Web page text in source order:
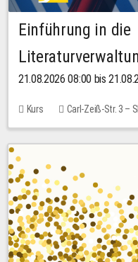
Einführung in die
21.08.2026 08:00 bis
Kurs Carl-Zeiß-Str. 3 –
10,00 EUR